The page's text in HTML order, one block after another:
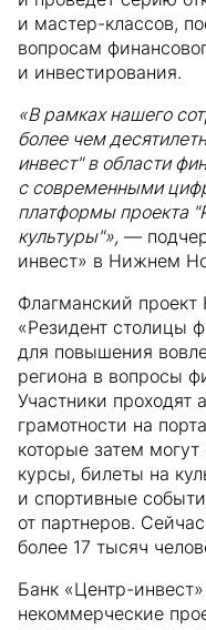
и мастер-классов,
вопросам
и инвестирования.
«В рамках нашего
более чем
инвест" в области
с современными
платформы проекта
культуры"», —
инвест» в Нижнем
Флагманский
«Резидент столицы
для повышения
региона в вопросы
Участники проходят
грамотности на
которые затем
курсы, билеты на
и спортивные
от партнеров.
более 17 тысяч
Банк «Центр-
некоммерческие